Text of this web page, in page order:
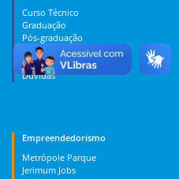
Curso Técnico
Graduação
Pós-graduação
PES
MOOC
Dúvidas
Empreendedorismo
Metrópole Parque
Jerimum Jobs